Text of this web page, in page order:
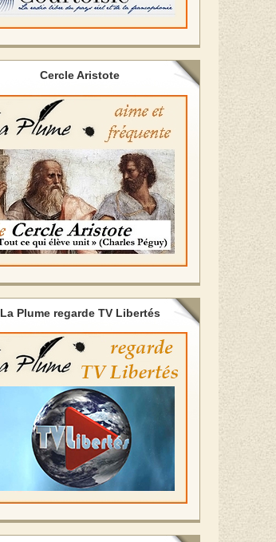
Cercle Aristote
La Plume regarde TV Libertés